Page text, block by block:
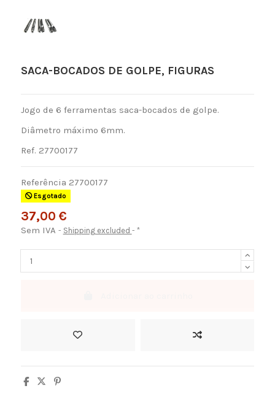
SACA-BOCADOS DE GOLPE, FIGURAS
Jogo de 6 ferramentas saca-bocados de golpe.
Diâmetro máximo 6mm.
Ref. 27700177
Referência 27700177
Esgotado
37,00 €
Sem IVA Shipping excluded *